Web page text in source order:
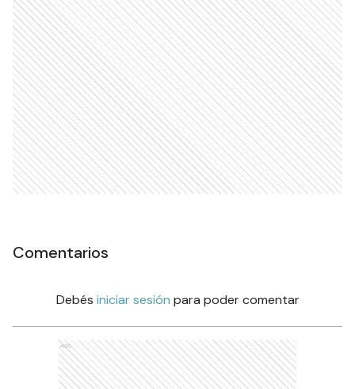
Comentarios
Debés iniciar sesión para poder comentar
Ads